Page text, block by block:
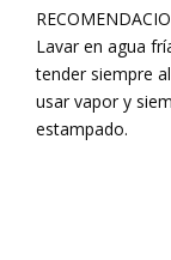
Lavar en agua
tender siempre
usar vapor y
estampado.